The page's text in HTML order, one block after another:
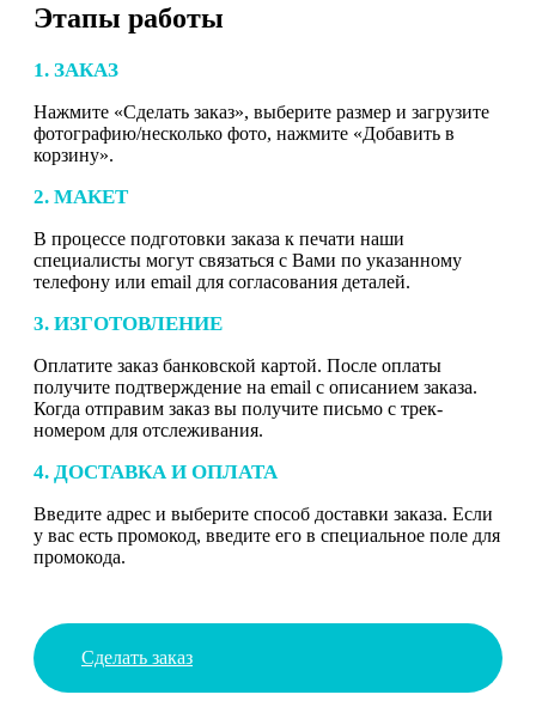
Этапы работы
1. ЗАКАЗ
Нажмите «Сделать заказ», выберите размер и загрузите
фотографию/несколько фото, нажмите «Добавить в
корзину».
2. МАКЕТ
В процессе подготовки заказа к печати наши
специалисты могут связаться с Вами по указанному
телефону или email для согласования деталей.
3. ИЗГОТОВЛЕНИЕ
Оплатите заказ банковской картой. После оплаты
получите подтверждение на email с описанием заказа.
Когда отправим заказ вы получите письмо с трек-
номером для отслеживания.
4. ДОСТАВКА И ОПЛАТА
Введите адрес и выберите способ доставки заказа. Если
у вас есть промокод, введите его в специальное поле для
промокода.
Сделать заказ